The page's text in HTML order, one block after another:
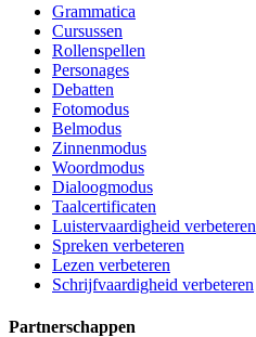
Grammatica
Cursussen
Rollenspellen
Personages
Debatten
Fotomodus
Belmodus
Zinnenmodus
Woordmodus
Dialoogmodus
Taalcertificaten
Luistervaardigheid verbeteren
Spreken verbeteren
Lezen verbeteren
Schrijfvaardigheid verbeteren
Partnerschappen